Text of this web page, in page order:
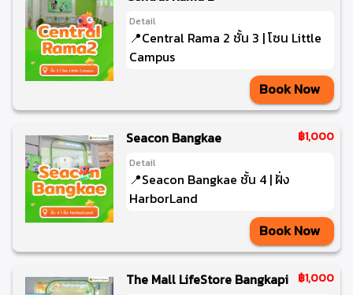
Detail
📍Central Rama 2 ชั้น 3 | โซน Little
Campus
Book Now
Seacon Bangkae ฿1,000
Detail
📍Seacon Bangkae ชั้น 4 | ฝั่ง
HarborLand
Book Now
The Mall LifeStore Bangkapi ฿1,000